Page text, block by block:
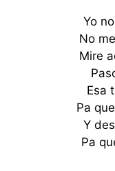
Yo
No
Mire
Esa
Pa
Y
Pa